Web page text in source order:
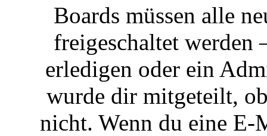
Boards müssen alle
freigeschaltet werden
erledigen oder ein
wurde dir mitgeteilt,
nicht. Wenn du eine E-